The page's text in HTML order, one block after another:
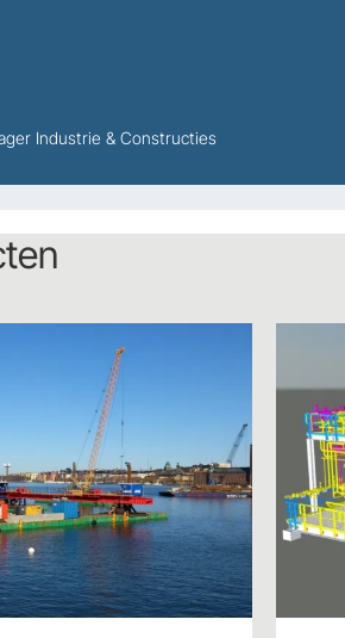
Industrie & Constructies